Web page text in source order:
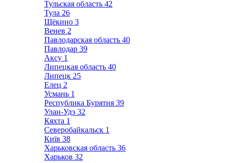
Тульская область 42
Тула 26
Щёкино 3
Венев 2
Павлодарская область 40
Павлодар 39
Аксу 1
Липецкая область 40
Липецк 25
Елец 2
Усмань 1
Республика Бурятия 39
Улан-Удэ 32
Кяхта 1
Северобайкальск 1
Київ 38
Харьковская область 36
Харьков 32